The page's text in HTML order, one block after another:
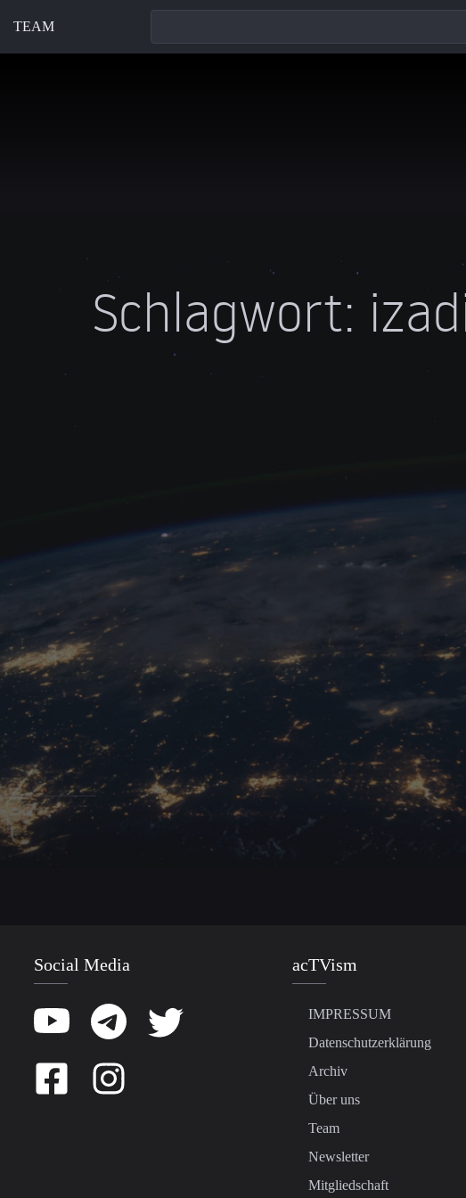
TEAM
Schlagwort:
Türkei–Iran:
Social Media acTVism
IMPRESSUM
Datenschutzerklärung
Archiv
Über uns
Team
Newsletter
Mitgliedschaft